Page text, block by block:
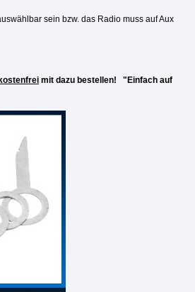
sein bzw. das Radio muss auf Aux
mit dazu bestellen! "Einfach auf